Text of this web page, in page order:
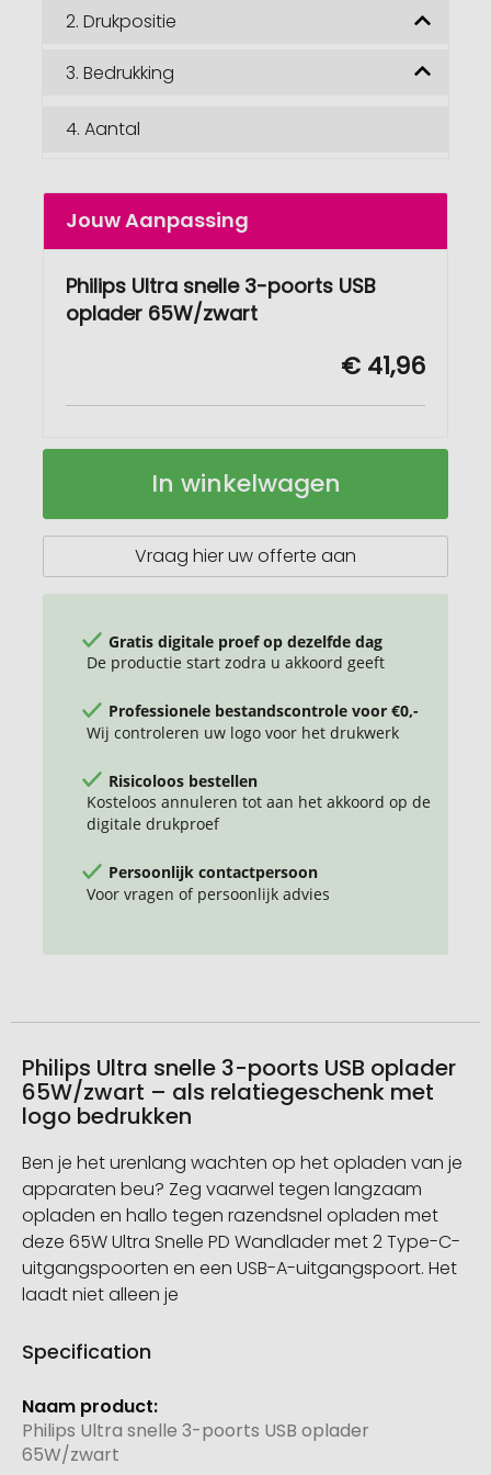
2. Drukpositie
3. Bedrukking
4. Aantal
Jouw Aanpassing
Philips Ultra snelle 3-poorts USB
oplader 65W/zwart
€ 41,96
Philips
3-
Op
In winkelwagen
Vraag hier uw offerte aan
Gratis digitale proef op dezelfde dag
De productie start zodra u akkoord geeft
Professionele bestandscontrole voor €0,-
Wij controleren uw logo voor het drukwerk
Risicoloos bestellen
Kosteloos annuleren tot aan het akkoord op de
digitale drukproef
Persoonlijk contactpersoon
Voor vragen of persoonlijk advies
Philips Ultra snelle 3-poorts USB oplader
65W/zwart – als relatiegeschenk met
logo bedrukken
Ben je het urenlang wachten op het opladen van je
apparaten beu? Zeg vaarwel tegen langzaam
opladen en hallo tegen razendsnel opladen met
deze 65W Ultra Snelle PD Wandlader met 2 Type-C-
uitgangspoorten en een USB-A-uitgangspoort. Het
laadt niet alleen je
Specification
Meer
informatie
Philips Ultra snelle 3-poorts USB oplader
65W/zwart